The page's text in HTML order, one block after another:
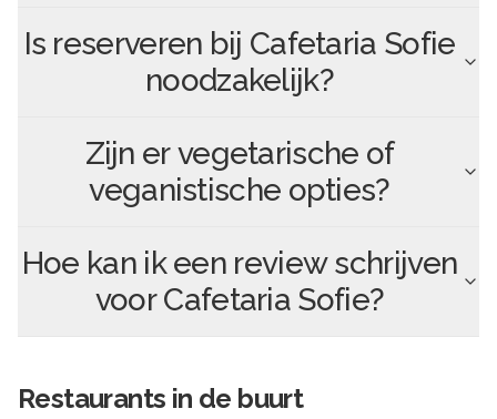
Is reserveren bij Cafetaria Sofie
noodzakelijk?
Zijn er vegetarische of
veganistische opties?
Hoe kan ik een review schrijven
voorCafetaria Sofie?
Restaurants in de buurt